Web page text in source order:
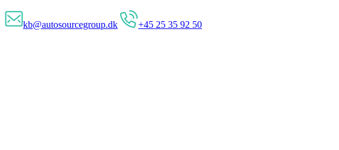
kb@autosourcegroup.dk +45 25 35 92 50